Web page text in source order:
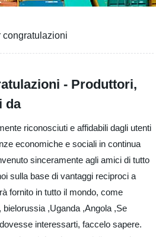
congratulazioni
- Produttori,
da
riconosciuti e affidabili dagli utenti
economiche e sociali in continua
sinceramente agli amici di tutto
sulla base di vantaggi reciproci a
fornito in tutto il mondo, come
,Uganda ,Angola ,Se
interessarti, faccelo sapere.